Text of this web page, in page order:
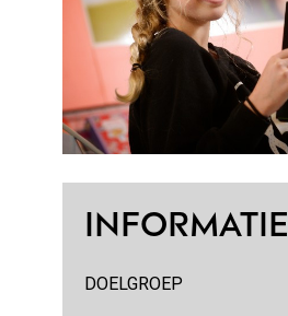
INFORMATIE
DOELGROEP